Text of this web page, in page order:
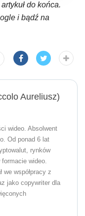
do końca.
i bądź na
Aureliusz)
wideo. Absolwent
Od ponad 6 lat
rynków
wideo.
we współpracy z
jako copywriter dla